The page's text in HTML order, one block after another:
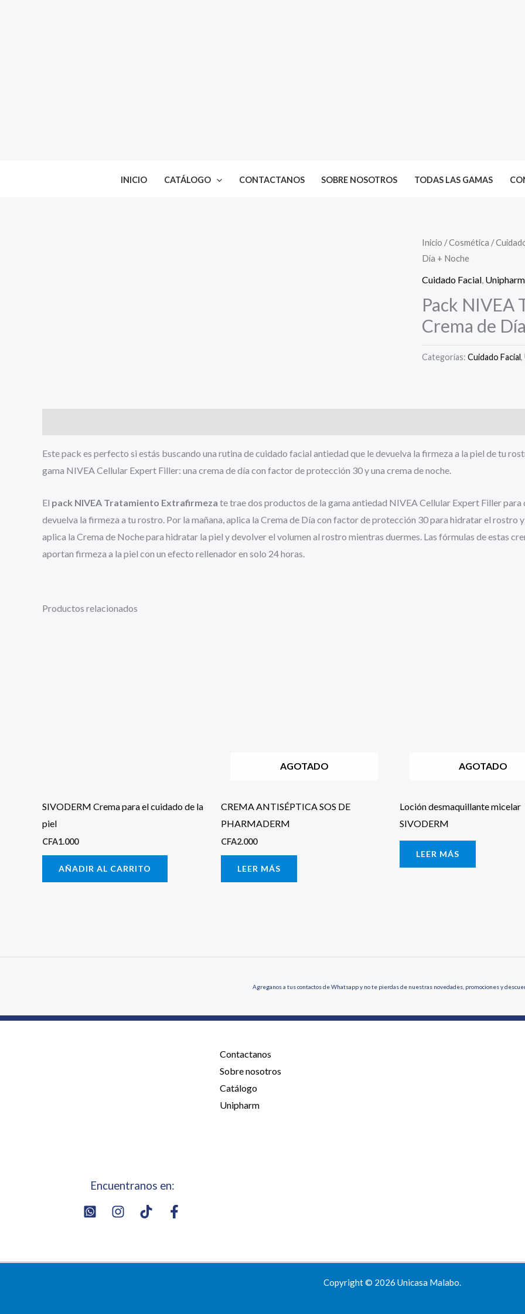
INICIO CATÁLOGO CONTACTANOS SOBRE NOSOTROS TODAS LAS GAMAS
Inicio /Cosmética /
Día + Noche
Cuidado Facial Unipharm
Pack NIVEA
Crema de
Categorías: Cuidado Facial,
Este pack es perfecto si estás buscando una rutina de cuidado facial antiedad que le devuelva la firmeza a la piel de tu
gama NIVEACellular Expert Filler: una crema de día con factor de protección 30 y una crema de noche.
El pack NIVEA Tratamiento Extrafirmeza te trae dos productos de la gama antiedad NIVEACellular Expert Fillerpara
devuelva la firmeza a tu rostro. Por la mañana, aplica la Crema de Día con factor de protección 30 para hidratar el
aplica la Crema de Noche para hidratar la piel y devolver el volumen al rostro mientras duermes. Las fórmulas de estas
aportan firmeza a la piel con un efecto rellenador en solo 24 horas.
Productos relacionados
SIVODERM Crema para el cuidado de la
piel
CFA1.000
AÑADIR AL CARRITO
AGOTADO
CREMA ANTISÉPTICA SOS DE
PHARMADERM
CFA2.000
LEER MÁS
AGOTADO
Loción desmaquillante micelar
SIVODERM
LEER MÁS
Agreganos a tus contactos de Whatsapp y no te pierdas de nuestras novedades, promociones y
Encuentranos en:
Contactanos
Sobre nosotros
Catálogo
Unipharm
Copyright © 2026 Unicasa Malabo.